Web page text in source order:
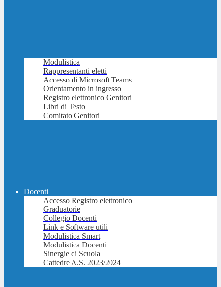
Modulistica
Rappresentanti eletti
Accesso di Microsoft Teams
Orientamento in ingresso
Registro elettronico Genitori
Libri di Testo
Comitato Genitori
Docenti
Accesso Registro elettronico
Graduatorie
Collegio Docenti
Link e Software utili
Modulistica Smart
Modulistica Docenti
Sinergie di Scuola
Cattedre A.S. 2023/2024